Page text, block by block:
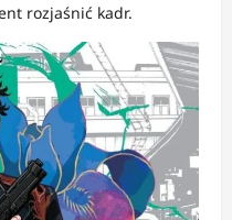
rozjaśnić kadr.